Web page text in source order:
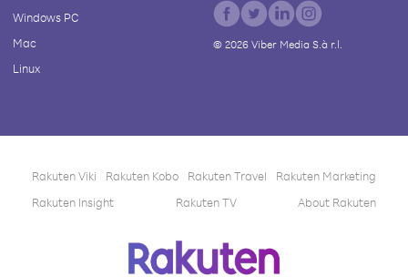
Windows PC
Mac
Linux
© 2026Viber Media S.à r.l.
Rakuten Viki Rakuten Kobo Rakuten Travel
Rakuten Marketing
Rakuten Insight
Rakuten TV About Rakuten